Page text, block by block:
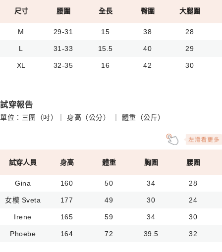
尺寸 腰圍 全長 臀圍 大腿圍
M 29-31 15 38 28
L 31-33 15.5 40 29
XL 32-35 16 42 30
試穿報告
單位：三圍（吋）｜ 身高（公分） ｜ 體重（公斤）
試穿人員 身高 體重 胸圍 腰圍
Gina 160 50 34 28
女模 Sveta 177 49 30 24
Irene 165 59 34 30
Phoebe 164 72 39.5 32